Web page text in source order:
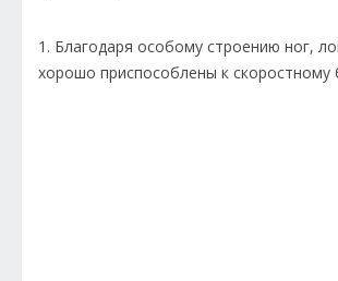
1. Благодаря особому строению ног,
хорошо приспособлены к скоростному